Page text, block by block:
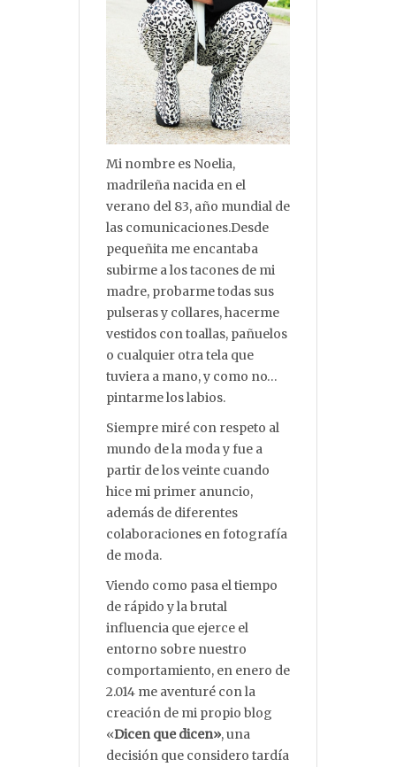
Mi nombre es Noelia,
madrileña nacida en el
verano del 83, año mundial de
las comunicaciones.Desde
pequeñita me encantaba
subirme a los tacones de mi
madre, probarme todas sus
pulseras y collares, hacerme
vestidos con toallas, pañuelos
o cualquier otra tela que
tuviera a mano, y como no…
pintarme los labios.
Siempre miré con respeto al
mundo de la moda y fue a
partir de los veinte cuando
hice mi primer anuncio,
además de diferentes
colaboraciones en fotografía
de moda.
Viendo como pasa el tiempo
de rápido y la brutal
influencia que ejerce el
entorno sobre nuestro
comportamiento, en enero de
2.014 me aventuré con la
creación de mi propio blog
«Dicen que dicen», una
decisión que considero tardía